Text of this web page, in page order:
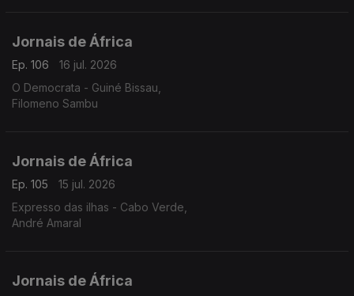
Jornais de África
Ep. 106
16 jul. 2026
O Democrata - Guiné Bissau,
Filomeno Sambu
Jornais de África
Ep. 105
15 jul. 2026
Expresso das ilhas - Cabo Verde,
André Amaral
Jornais de África